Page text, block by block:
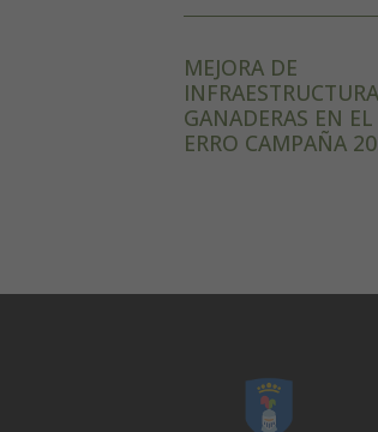
MEJORA DE
GANADERAS EN
ERRO CAMPAÑA